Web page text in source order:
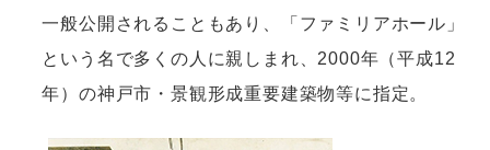
一般公開されることもあり、「ファミリアホール」
という名で多くの人に親しまれ、2000年（平成12
年）の神戸市・景観形成重要建築物等に指定。